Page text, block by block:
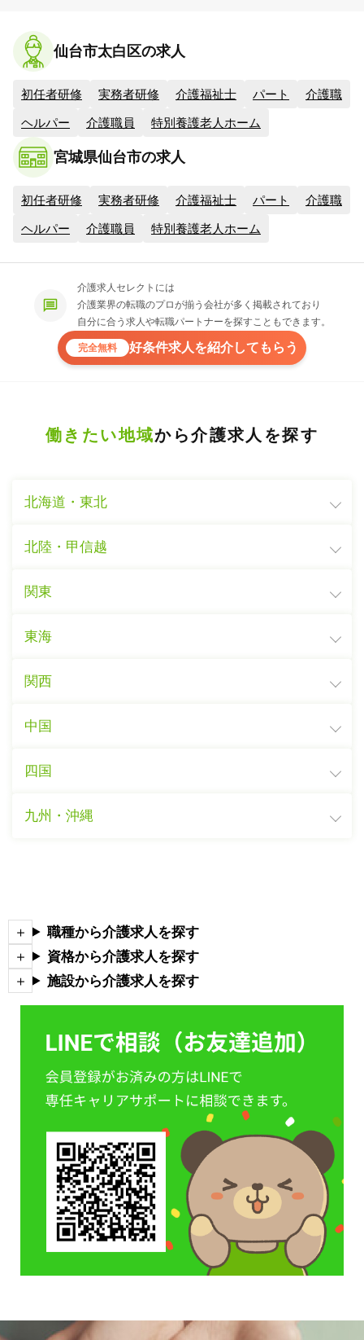
仙台市太白区の求人
初任者研修 実務者研修 介護福祉士 パート 介護職
ヘルパー 介護職員 特別養護老人ホーム
宮城県仙台市の求人
初任者研修 実務者研修 介護福祉士 パート 介護職
ヘルパー 介護職員 特別養護老人ホーム
介護求人セレクトには
介護業界の転職のプロが揃う会社が多く掲載されており
自分に合う求人や転職パートナーを探すこともできます。
完全無料 好条件求人を紹介してもらう
働きたい地域から介護求人を探す
北海道・東北
北陸・甲信越
関東
東海
関西
中国
四国
九州・沖縄
職種から介護求人を探す
資格から介護求人を探す
施設から介護求人を探す